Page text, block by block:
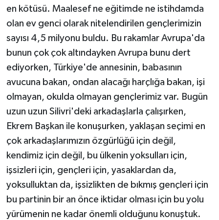
en kötüsü. Maalesef ne eğitimde ne istihdamda
olan ev genci olarak nitelendirilen gençlerimizin
sayısı 4,5 milyonu buldu. Bu rakamlar Avrupa'da
bunun çok çok altındayken Avrupa bunu dert
ediyorken, Türkiye'de annesinin, babasının
avucuna bakan, ondan alacağı harçlığa bakan, işi
olmayan, okulda olmayan gençlerimiz var. Bugün
uzun uzun Silivri'deki arkadaşlarla çalışırken,
Ekrem Başkan ile konuşurken, yaklaşan seçimi en
çok arkadaşlarımızın özgürlüğü için değil,
kendimiz için değil, bu ülkenin yoksulları için,
işsizleri için, gençleri için, yasaklardan da,
yoksulluktan da, işsizlikten de bıkmış gençleri için
bu partinin bir an önce iktidar olması için bu yolu
yürümenin ne kadar önemli olduğunu konuştuk.